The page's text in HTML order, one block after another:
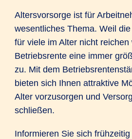
Powered by
Management
Was das BRSG
Ihr
Altersvorsorge ist für
wesentliches Thema. Weil
für viele im Alter nicht
Betriebsrente eine immer
zu. Mit dem
bieten sich Ihnen attraktive
Alter vorzusorgen und
schließen.
Informieren Sie sich